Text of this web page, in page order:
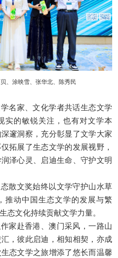
、涂映雪、张华北、陈秀民
家、文化学者共话生态文学
实的敏锐关注，也有对文学本
邃洞察，充分彰显了文学大家
拓展了生态文学的发展视野，
泽心灵、启迪生命、守护文明
文奖始终以文学守护山水草
推动中国生态文学的发展与繁
态文化持续贡献文学力量。
赴香港、澳门采风，一路山
，彼此启迪，相知相契，亦成
态文学之旅增添了悠长而温馨